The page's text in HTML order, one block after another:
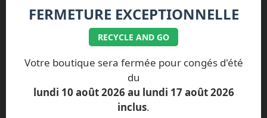
Samsung Galaxy S6 Edge+
Samsung Galaxy S6 Edge
Samsung Galaxy S6
Samsung Galaxy S5 Neo
Samsung Galaxy S5 Active
FERMETURE EXCEPTIONNELLE
RECYCLE AND GO
Votre boutique sera fermée pour congés d'été
du
lundi 10 août 2026 au lundi 17 août 2026
inclus.